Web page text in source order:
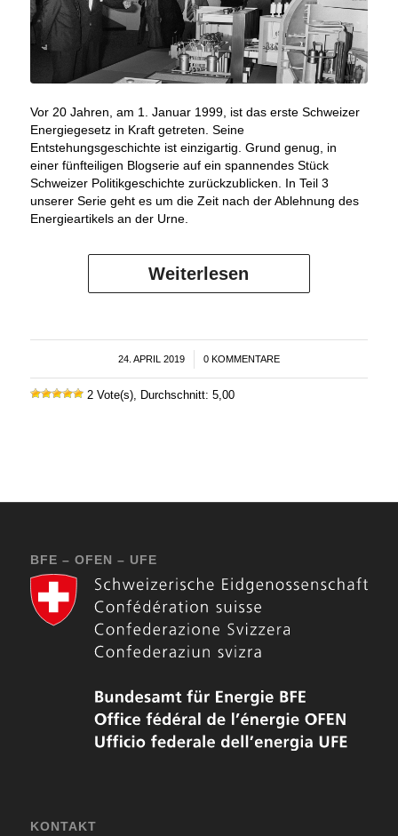
Vor 20 Jahren, am 1. Januar 1999, ist das erste Schweizer
Energiegesetz in Kraft getreten. Seine
Entstehungsgeschichte ist einzigartig. Grund genug, in
einer fünfteiligen Blogserie auf ein spannendes Stück
Schweizer Politikgeschichte zurückzublicken. In Teil 3
unserer Serie geht es um die Zeit nach der Ablehnung des
Energieartikels an der Urne.
Weiterlesen
24. APRIL 2019
/ 0 KOMMENTARE
2 Vote(s), Durchschnitt: 5,00
BFE – OFEN – UFE
KONTAKT